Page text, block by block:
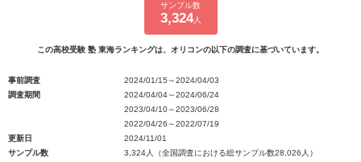
サンプル数
3,324人
この高校受験 塾 東海ランキングは、オリコンの以下の調査に基づいています。
事前調査
2024/01/15～2024/04/03
調査期間
2024/04/04～2024/06/24
2023/04/10～2023/06/28
2022/04/26～2022/07/19
更新日
2024/11/01
サンプル数
3,324人（全国調査における総サンプル数28,026人）